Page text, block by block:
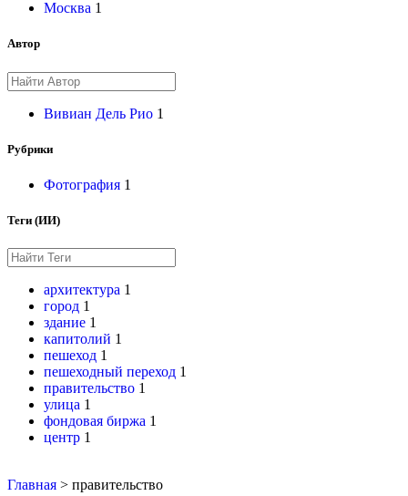
Москва 1
Автор
Вивиан Дель Рио 1
Рубрики
Фотография 1
Теги (ИИ)
архитектура 1
город 1
здание 1
капитолий 1
пешеход 1
пешеходный переход 1
правительство 1
улица 1
фондовая биржа 1
центр 1
Главная > правительство